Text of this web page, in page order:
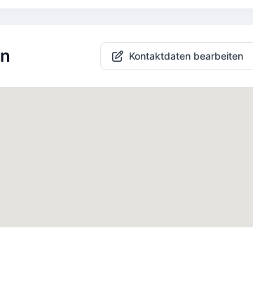
Kontaktdaten bearbeiten